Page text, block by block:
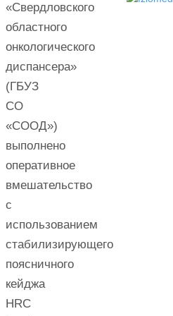
«Свердловского
областного
онкологического
диспансера»
(ГБУЗ
СО
«СООД»)
выполнено
оперативное
вмешательство
с
использованием
стабилизирующего
поясничного
кейджа
HRC